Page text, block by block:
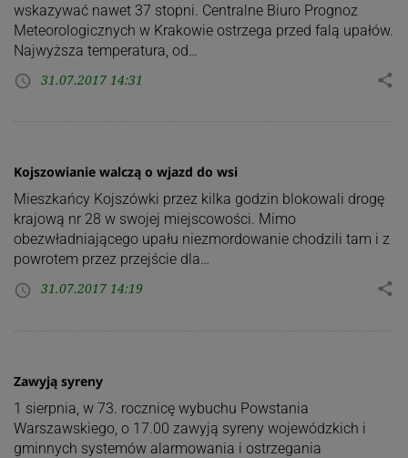
wskazywać nawet 37 stopni. Centralne Biuro Prognoz
Meteorologicznych w Krakowie ostrzega przed falą upałów.
Najwyższa temperatura, od…
access_time 31.07.2017 14:31 share
Kojszowianie walczą o wjazd do wsi
Mieszkańcy Kojszówki przez kilka godzin blokowali drogę
krajową nr 28 w swojej miejscowości. Mimo
obezwładniającego upału niezmordowanie chodzili tam i z
powrotem przez przejście dla…
access_time 31.07.2017 14:19 share
Zawyją syreny
1 sierpnia, w 73. rocznicę wybuchu Powstania
Warszawskiego, o 17.00 zawyją syreny wojewódzkich i
gminnych systemów alarmowania i ostrzegania